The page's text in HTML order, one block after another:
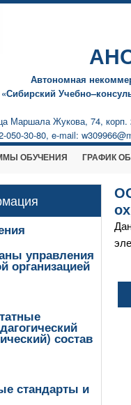
Автономная
«Сибирский
Маршала Жукова, 74, корп.
050-30-80, e-mail:
ОБУЧЕНИЯ ГРАФИК
управления
организацией
состав
стандарты и